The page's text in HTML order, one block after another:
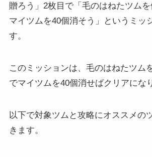
贈ろう」2枚目で「毛のはねたツム
マイツムを40個消そう」というミッ
す。
このミッションは、毛のはねたツム
でマイツムを40個消せばクリアにな
以下で対象ツムと攻略にオススメの
きます。